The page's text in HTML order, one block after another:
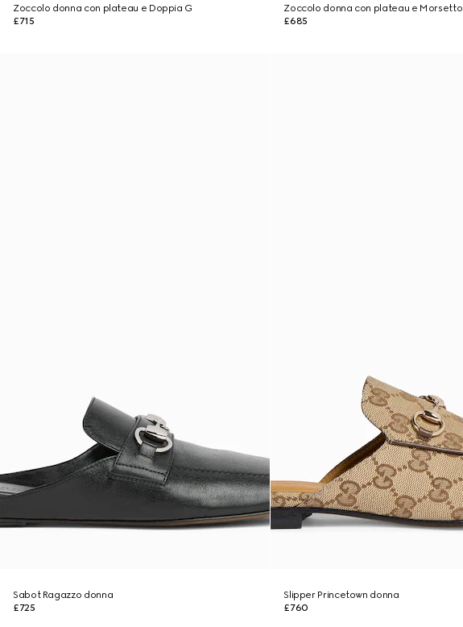
Zoccolo donna con plateau e Doppia G
£715
Zoccolo donna con plateau e Morsetto
£685
Sabot Ragazzo donna
£725
Slipper Princetown donna
£760